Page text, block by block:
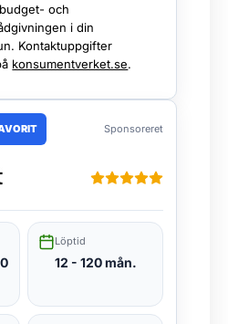
och
i din
Kontaktuppgifter
konsumentverket.se.
Sponsoreret
Löptid
12 - 120 mån.